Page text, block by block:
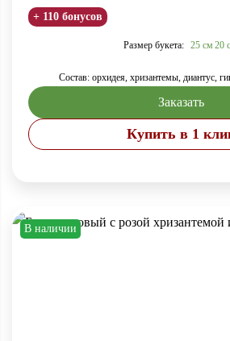
+ 110 бонусов
Размер букета: 25 см 20
Состав: орхидея, хризантемы, диантус,
Заказать
Купить в 1
В наличии